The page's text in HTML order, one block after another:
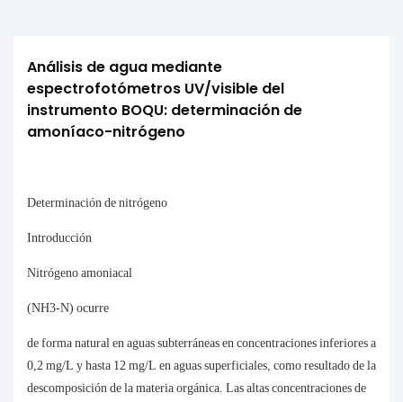
Análisis de agua mediante
espectrofotómetros UV/visible del
instrumento BOQU: determinación de
amoníaco-nitrógeno
Determinación de nitrógeno
Introducción
Nitrógeno amoniacal
(NH3-N) ocurre
de forma natural en aguas subterráneas en concentraciones inferiores a
0,2 mg/L y hasta 12 mg/L en aguas superficiales, como resultado de la
descomposición de la materia orgánica. Las altas concentraciones de